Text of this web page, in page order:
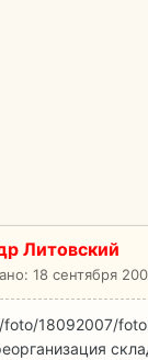
Литовский
18 сентября
18092007/